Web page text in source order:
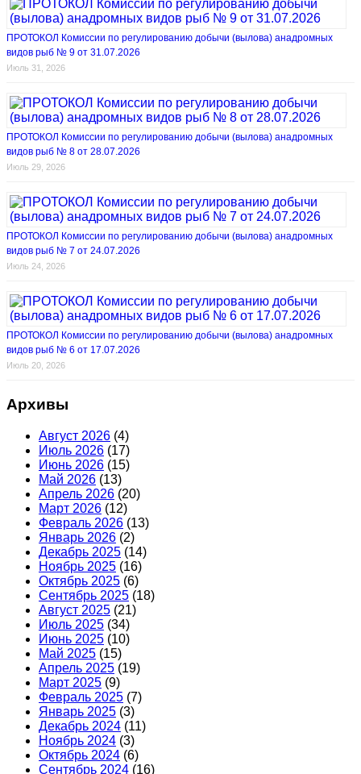
ПРОТОКОЛ Комиссии по регулированию добычи (вылова) анадромных
видов рыб № 9 от 31.07.2026
Июль 31, 2026
ПРОТОКОЛ Комиссии по регулированию добычи (вылова) анадромных
видов рыб № 8 от 28.07.2026
Июль 29, 2026
ПРОТОКОЛ Комиссии по регулированию добычи (вылова) анадромных
видов рыб № 7 от 24.07.2026
Июль 24, 2026
ПРОТОКОЛ Комиссии по регулированию добычи (вылова) анадромных
видов рыб № 6 от 17.07.2026
Июль 20, 2026
Архивы
Август 2026 (4)
Июль 2026 (17)
Июнь 2026 (15)
Май 2026 (13)
Апрель 2026 (20)
Март 2026 (12)
Февраль 2026 (13)
Январь 2026 (2)
Декабрь 2025 (14)
Ноябрь 2025 (16)
Октябрь 2025 (6)
Сентябрь 2025 (18)
Август 2025 (21)
Июль 2025 (34)
Июнь 2025 (10)
Май 2025 (15)
Апрель 2025 (19)
Март 2025 (9)
Февраль 2025 (7)
Январь 2025 (3)
Декабрь 2024 (11)
Ноябрь 2024 (3)
Октябрь 2024 (6)
Сентябрь 2024 (16)